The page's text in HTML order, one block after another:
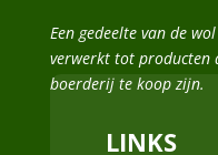
Een gedeelte van de
verwerkt tot producten
boerderij te koop zijn.
LINKS